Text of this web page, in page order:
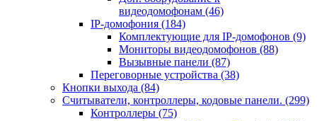
видеодомофонам (46)
IP-домофония (184)
Комплектующие для IP-домофонов (9)
Мониторы видеодомофонов (88)
Вызывные панели (87)
Переговорные устройства (38)
Кнопки выхода (84)
Считыватели, контроллеры, кодовые панели. (299)
Контроллеры (75)